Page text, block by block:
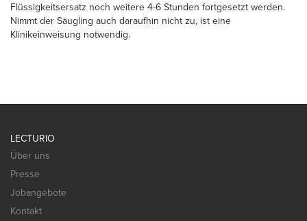
Flüssigkeitsersatz noch weitere 4-6 Stunden fortgesetzt werden.
Nimmt der Säugling auch daraufhin nicht zu, ist eine
Klinikeinweisung notwendig.
LECTURIO
Über uns
Presse
Jobangebote
Kontakt